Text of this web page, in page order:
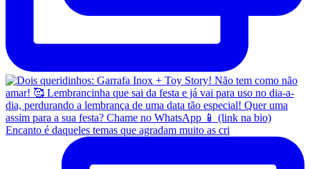
Encanto é daqueles temas que agradam muito as cri